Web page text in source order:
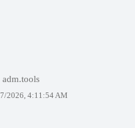
adm.tools
2026, 4:11:54 AM